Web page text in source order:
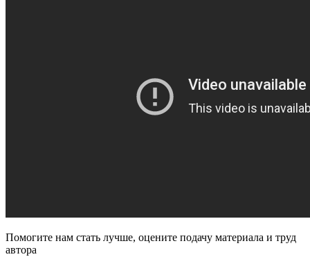
Помогите нам стать лучше, оцените подачу материала и труд
автора